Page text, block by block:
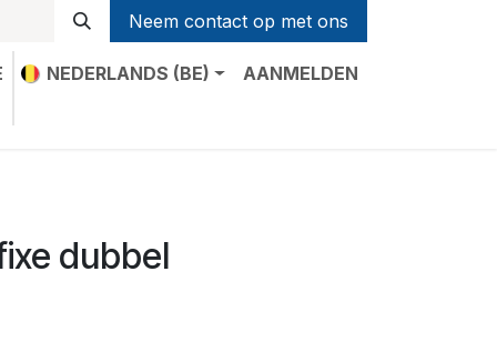
Neem contact op met ons
NEDERLANDS (BE)
AANMELDEN
dubbel